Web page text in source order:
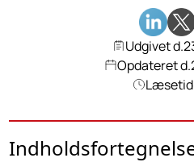
Udgivet d.
Opdateret d.